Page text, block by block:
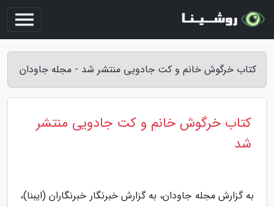
کتاب خرگوش خانم و کت جادویی منتشر شد - مجله جاودان
کتاب خرگوش خانم و کت جادویی منتشر
شد
به گزارش مجله جاودان، به گزارش خبرنگار خبرنگاران (ایبنا)،